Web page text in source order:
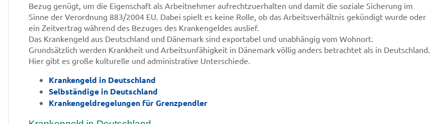
Bezug genügt, um die Eigenschaft als Arbeitnehmer aufrechtzuerhalten und damit die soziale Sicherung im
Sinne der Verordnung 883/2004 EU. Dabei spielt es keine Rolle, ob das Arbeitsverhältnis gekündigt wurde oder
ein Zeitvertrag während des Bezuges des Krankengeldes auslief.
Das Krankengeld aus Deutschland und Dänemark sind exportabel und unabhängig vom Wohnort.
Grundsätzlich werden Krankheit und Arbeitsunfähigkeit in Dänemark völlig anders betrachtet als in Deutschland.
Hier gibt es große kulturelle und administrative Unterschiede.
Krankengeld in Deutschland
Selbständige in Deutschland
Krankengeldregelungen für Grenzpendler